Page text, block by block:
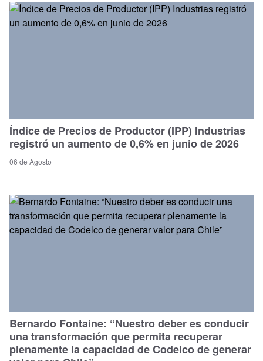
Índice de Precios de Productor (IPP) Industrias
registró un aumento de 0,6% en junio de 2026
06 de Agosto
Bernardo Fontaine: “Nuestro deber es conducir
una transformación que permita recuperar
plenamente la capacidad de Codelco de generar